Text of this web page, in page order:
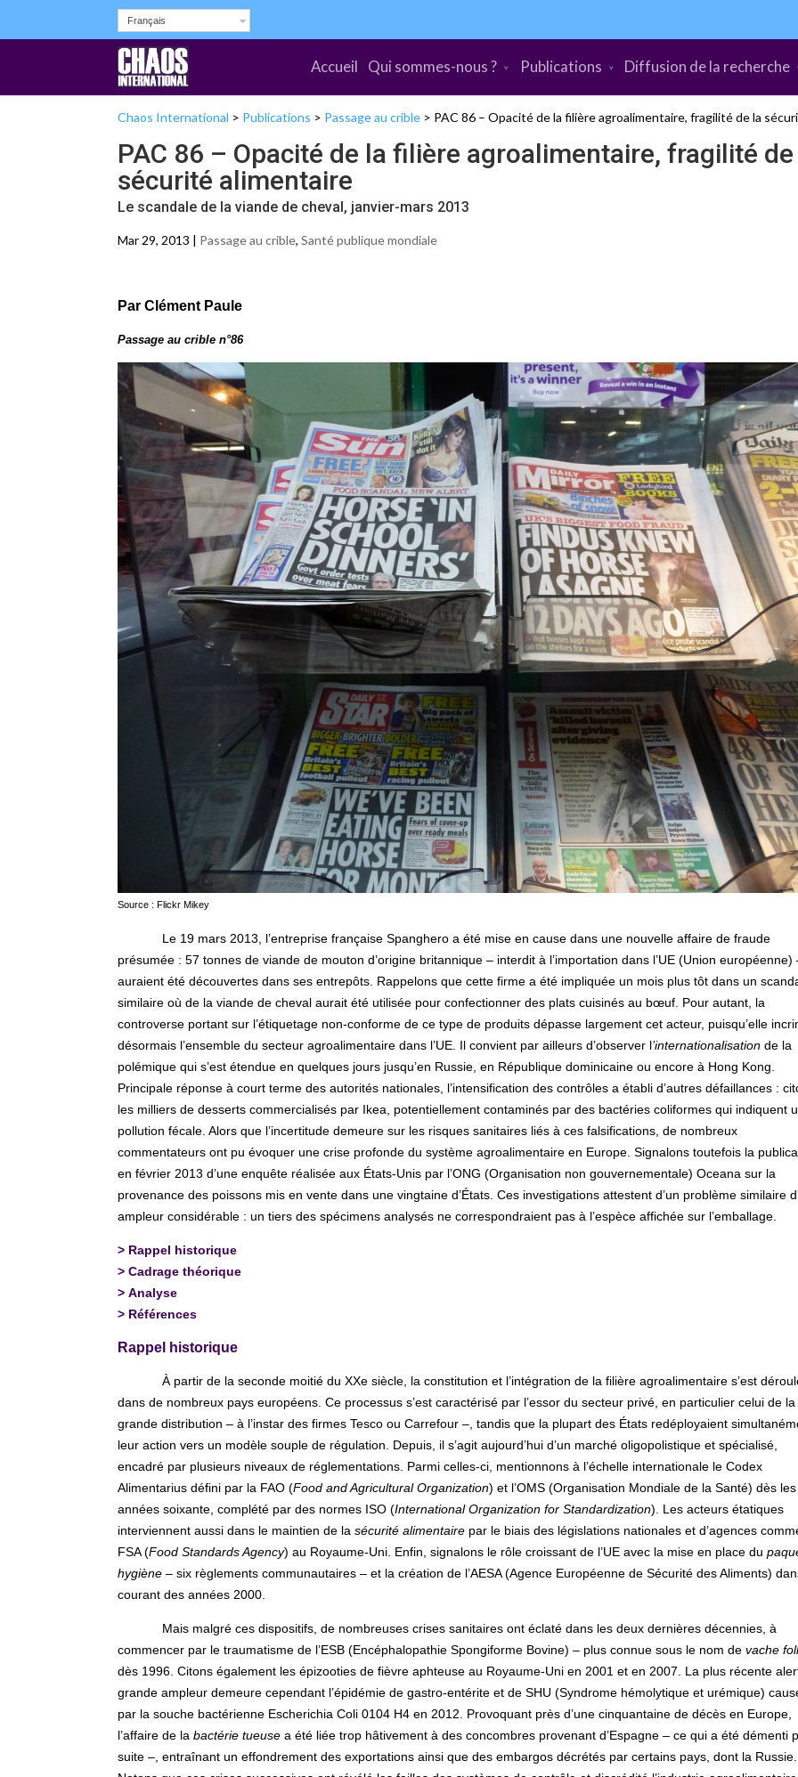
Français
Accueil Qui sommes-nous ? Publications Diffusion de la recherche
Chaos International > Publications > Passage au crible > PAC 86 – Opacité de la filière agroalimentaire, fragilité de la
PAC 86 – Opacité de la filière agroalimentaire, fragilité
sécurité alimentaire
Le scandale de la viande de cheval, janvier-mars 2013
Mar 29, 2013 | Passage au crible, Santé publique mondiale
Par Clément Paule
Passage au crible n°86
Source : Flickr Mikey
Le 19 mars 2013, l’entreprise française Spanghero a été mise en cause dans une nouvelle affaire de fraude
présumée : 57 tonnes de viande de mouton d’origine britannique – interdit à l’importation dans l’UE (Union européenne)
auraient été découvertes dans ses entrepôts. Rappelons que cette firme a été impliquée un mois plus tôt dans un
similaire où de la viande de cheval aurait été utilisée pour confectionner des plats cuisinés au bœuf. Pour autant, la
controverse portant sur l’étiquetage non-conforme de ce type de produits dépasse largement cet acteur, puisqu’elle
désormais l’ensemble du secteur agroalimentaire dans l’UE. Il convient par ailleurs d’observer l’internationalisation de la
polémique qui s’est étendue en quelques jours jusqu’en Russie, en République dominicaine ou encore à Hong Kong.
Principale réponse à court terme des autorités nationales, l’intensification des contrôles a établi d’autres défaillances :
les milliers de desserts commercialisés par Ikea, potentiellement contaminés par des bactéries coliformes qui indiquent
pollution fécale. Alors que l’incertitude demeure sur les risques sanitaires liés à ces falsifications, de nombreux
commentateurs ont pu évoquer une crise profonde du système agroalimentaire en Europe. Signalons toutefois la
en février 2013 d’une enquête réalisée aux États-Unis par l’ONG (Organisation non gouvernementale) Oceana sur la
provenance des poissons mis en vente dans une vingtaine d’États. Ces investigations attestent d’un problème similaire
ampleur considérable : un tiers des spécimens analysés ne correspondraient pas à l’espèce affichée sur l’emballage.
> Rappel historique
> Cadrage théorique
> Analyse
> Références
Rappel historique
À partir de la seconde moitié du XXe siècle, la constitution et l’intégration de la filière agroalimentaire s’est
dans de nombreux pays européens. Ce processus s’est caractérisé par l’essor du secteur privé, en particulier celui de la
grande distribution – à l’instar des firmes Tesco ou Carrefour –, tandis que la plupart des États redéployaient
leur action vers un modèle souple de régulation. Depuis, il s’agit aujourd’hui d’un marché oligopolistique et spécialisé,
encadré par plusieurs niveaux de réglementations. Parmi celles-ci, mentionnons à l’échelle internationale le Codex
Alimentarius défini par la FAO (Food and Agricultural Organization) et l’OMS (Organisation Mondiale de la Santé) dès les
années soixante, complété par des normes ISO (International Organization for Standardization). Les acteurs étatiques
interviennent aussi dans le maintien de la sécurité alimentaire par le biais des législations nationales et d’agences
FSA (Food Standards Agency) au Royaume-Uni. Enfin, signalons le rôle croissant de l’UE avec la mise en place du
hygiène – six règlements communautaires – et la création de l’AESA (Agence Européenne de Sécurité des Aliments)
courant des années 2000.
Mais malgré ces dispositifs, de nombreuses crises sanitaires ont éclaté dans les deux dernières décennies, à
commencer par le traumatisme de l’ESB (Encéphalopathie Spongiforme Bovine) – plus connue sous le nom de vache
dès 1996. Citons également les épizooties de fièvre aphteuse au Royaume-Uni en 2001 et en 2007. La plus récente
grande ampleur demeure cependant l’épidémie de gastro-entérite et de SHU (Syndrome hémolytique et urémique)
par la souche bactérienne Escherichia Coli 0104 H4 en 2012. Provoquant près d’une cinquantaine de décès en Europe,
l’affaire de la bactérie tueuse a été liée trop hâtivement à des concombres provenant d’Espagne – ce qui a été démenti
suite –, entraînant un effondrement des exportations ainsi que des embargos décrétés par certains pays, dont la Russie.